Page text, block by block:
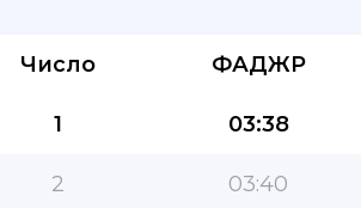
Число ФАДЖР
1 03:38
2 03:40